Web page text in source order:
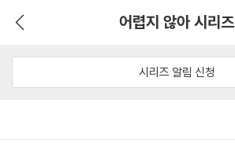
어렵지 않아 시리즈
시리즈 알림 신청